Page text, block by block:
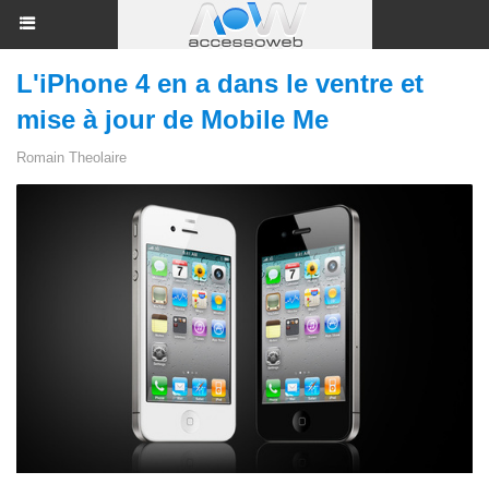
L'iPhone 4 en a dans le ventre et
mise à jour de Mobile Me
Romain Theolaire